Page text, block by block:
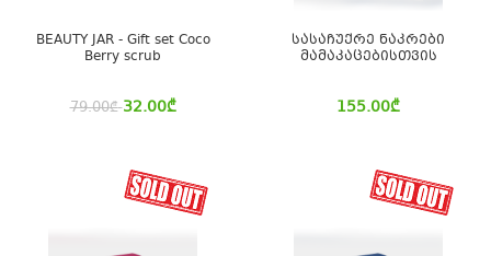
BEAUTY JAR - Gift set Coco
Berry scrub
79.00₾ 32.00₾
სასაჩუქრე ნაკრები
მამაკაცებისთვის
155.00₾